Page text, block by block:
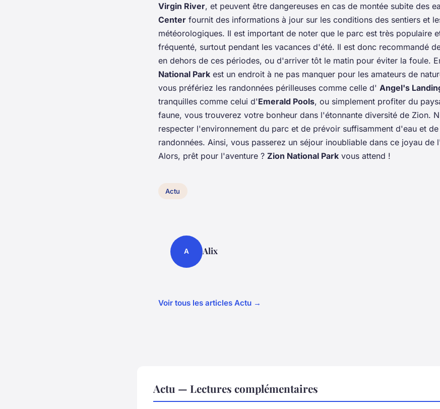
Virgin River, et peuvent être dangereuses en cas de montée subite des
Center fournit des informations à jour sur les conditions des sentiers et
météorologiques. Il est important de noter que le parc est très populaire
fréquenté, surtout pendant les vacances d'été. Il est donc recommandé
en dehors de ces périodes, ou d'arriver tôt le matin pour éviter la foule.
National Park est un endroit à ne pas manquer pour les amateurs de
vous préfériez les randonnées périlleuses comme celle d' Angel's
tranquilles comme celui d'Emerald Pools, ou simplement profiter du
faune, vous trouverez votre bonheur dans l'étonnante diversité de Zion.
respecter l'environnement du parc et de prévoir suffisamment d'eau et
randonnées. Ainsi, vous passerez un séjour inoubliable dans ce joyau de
Alors, prêt pour l'aventure ? Zion National Park vous attend !
Actu
A Alix
Voir tous les articles Actu →
Actu — Lectures complémentaires